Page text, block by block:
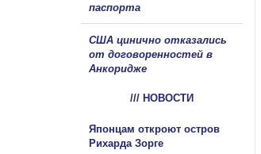
паспорта
США цинично отказались
от договоренностей в
Анкоридже
/// НОВОСТИ
Японцам откроют остров
Рихарда Зорге